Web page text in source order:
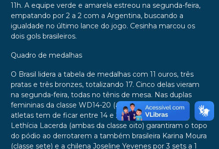
11h. A equipe verde e amarela estreou na segunda-feira,
empatando por 2 a 2 com a Argentina, buscando a
igualdade no último lance do jogo. Cesinha marcou os
dois gols brasileiros.
Quadro de medalhas
O Brasil lidera a tabela de medalhas com 11 ouros, três
pratas e três bronzes, totalizando 17. Cinco delas vieram
na segunda-feira, todas no tênis de mesa. Nas duplas
femininas da classe WD14-20 (a soma da classe das
atletas tem de ficar entre 14 e 20), Sophia Kelmer e
Lethícia Lacerda (ambas da classe oito) garantiram o topo
do pódio ao derrotarem a também brasileira Karina Moura
(classe sete) e a chilena Joseline Yevenes por 3 sets a 1